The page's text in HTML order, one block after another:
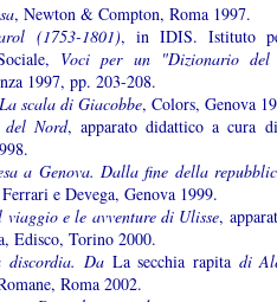
, Newton & Compton, Roma 1997.
(1753-1801), in IDIS. Istituto
Voci per un "Dizionario del
1997, pp. 203-208.
scala di Giacobbe, Colors, Genova
Nord, apparato didattico a cura
a Genova. Dalla fine della
e Devega, Genova 1999.
e le avventure di Ulisse,
Edisco, Torino 2000.
discordia. Da La secchia rapitadi
Roma 2002.